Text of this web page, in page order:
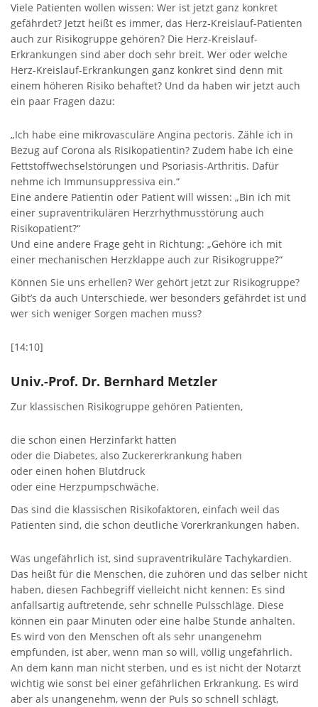
Viele Patienten wollen wissen: Wer ist jetzt ganz konkret
gefährdet? Jetzt heißt es immer, das Herz-Kreislauf-Patienten
auch zur Risikogruppe gehören? Die Herz-Kreislauf-
Erkrankungen sind aber doch sehr breit. Wer oder welche
Herz-Kreislauf-Erkrankungen ganz konkret sind denn mit
einem höheren Risiko behaftet? Und da haben wir jetzt auch
ein paar Fragen dazu:
„Ich habe eine mikrovasculäre Angina pectoris. Zähle ich in
Bezug auf Corona als Risikopatientin? Zudem habe ich eine
Fettstoffwechselstörungen und Psoriasis-Arthritis. Dafür
nehme ich Immunsuppressiva ein.“
Eine andere Patientin oder Patient will wissen: „Bin ich mit
einer supraventrikulären Herzrhythmusstörung auch
Risikopatient?“
Und eine andere Frage geht in Richtung: „Gehöre ich mit
einer mechanischen Herzklappe auch zur Risikogruppe?“
Können Sie uns erhellen? Wer gehört jetzt zur Risikogruppe?
Gibt’s da auch Unterschiede, wer besonders gefährdet ist und
wer sich weniger Sorgen machen muss?
[14:10]
Univ.-Prof. Dr. Bernhard Metzler
Zur klassischen Risikogruppe gehören Patienten,
die schon einen Herzinfarkt hatten
oder die Diabetes, also Zuckererkrankung haben
oder einen hohen Blutdruck
oder eine Herzpumpschwäche.
Das sind die klassischen Risikofaktoren, einfach weil das
Patienten sind, die schon deutliche Vorerkrankungen haben.
Was ungefährlich ist, sind supraventrikuläre Tachykardien.
Das heißt für die Menschen, die zuhören und das selber nicht
haben, diesen Fachbegriff vielleicht nicht kennen: Es sind
anfallsartig auftretende, sehr schnelle Pulsschläge. Diese
können ein paar Minuten oder eine halbe Stunde anhalten.
Es wird von den Menschen oft als sehr unangenehm
empfunden, ist aber, wenn man so will, völlig ungefährlich.
An dem kann man nicht sterben, und es ist nicht der Notarzt
wichtig wie sonst bei einer gefährlichen Erkrankung. Es wird
aber als unangenehm, wenn der Puls so schnell schlägt,